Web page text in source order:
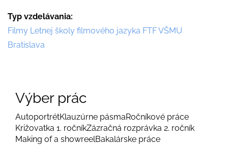
Typ vzdelávania
Filmy Letnej školy filmového jazyka FTF VŠMU
Bratislava
Výber prác
AutoportrétKlauzúrne pásmaRočníkové práce
Križovatka 1. ročníkZázračná rozprávka 2. ročník
Making of a showreelBakalárske práce